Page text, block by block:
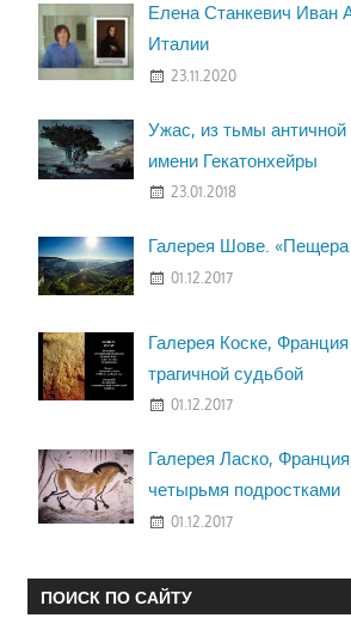
Елена Станкевич Иван
Италии
23.11.2020
Ужас, из тьмы
имени Гекатонхейры
23.01.2018
Галерея Шове.
01.12.2017
Галерея Коске,
трагичной судьбой
01.12.2017
Галерея Ласко,
четырьмя подростками
01.12.2017
ПОИСК ПО САЙТУ